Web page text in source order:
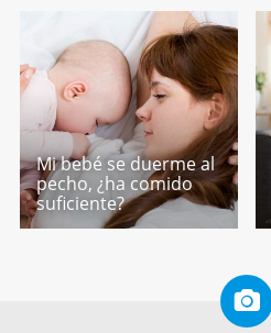
Mi bebé se duerme al
pecho, ¿ha comido
suficiente?